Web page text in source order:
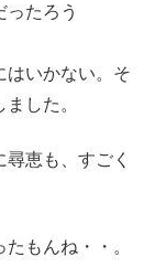
たろう
はいかない。そ
した。
恵も、すごく
もんね・・。